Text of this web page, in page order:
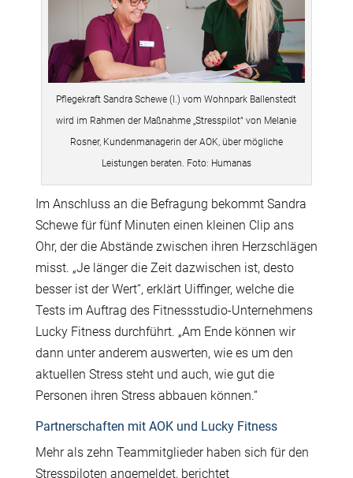
Pflegekraft Sandra Schewe (l.) vom Wohnpark Ballenstedt
wird im Rahmen der Maßnahme „Stresspilot“ von Melanie
Rosner, Kundenmanagerin der AOK, über mögliche
Leistungen beraten. Foto: Humanas
Im Anschluss an die Befragung bekommt Sandra
Schewe für fünf Minuten einen kleinen Clip ans
Ohr, der die Abstände zwischen ihren Herzschlägen
misst. „Je länger die Zeit dazwischen ist, desto
besser ist der Wert“, erklärt Uiffinger, welche die
Tests im Auftrag des Fitnessstudio-Unternehmens
Lucky Fitness durchführt. „Am Ende können wir
dann unter anderem auswerten, wie es um den
aktuellen Stress steht und auch, wie gut die
Personen ihren Stress abbauen können.“
Partnerschaften mit AOK und Lucky Fitness
Mehr als zehn Teammitglieder haben sich für den
Stresspiloten angemeldet, berichtet